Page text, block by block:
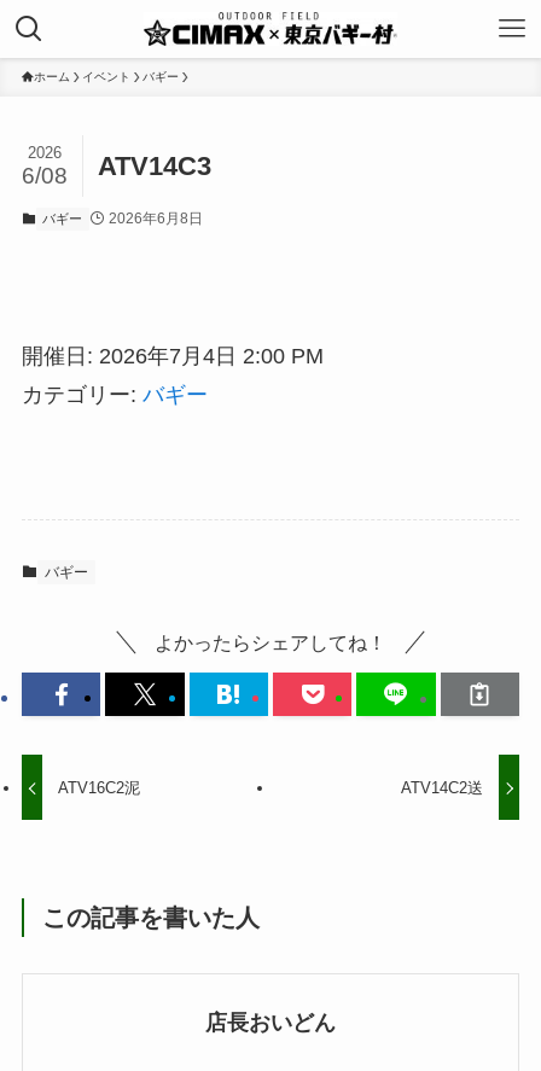
ホーム イベント バギー
ATV14C3
2026
6/08
バギー 2026年6月8日
開催日: 2026年7月4日 2:00 PM
カテゴリー: バギー
バギー
よかったらシェアしてね！
ATV16C2泥 ATV14C2送
この記事を書いた人
店長おいどん